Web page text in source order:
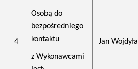
4
Osobą do
bezpośredniego
kontaktu
z Wykonawcami
Jan Wojdyła